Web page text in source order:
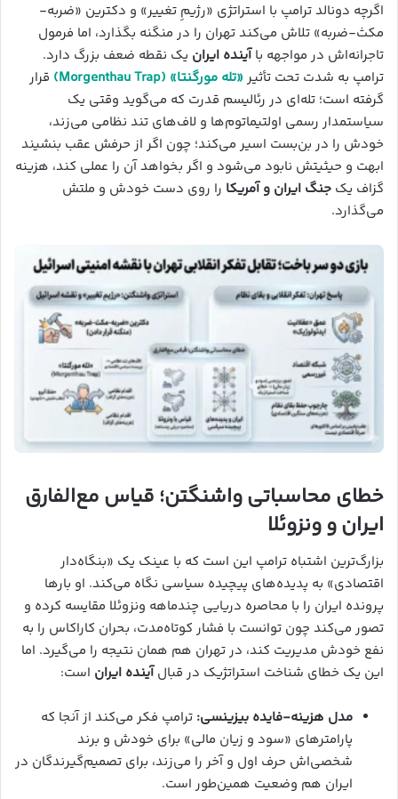
اگرچه دونالد ترامپ با استراتژی «رژیمِ تغییر» و دکترین «ضربه-
مکث-ضربه» تلاش می‌کند تهران را در منگنه بگذارد، اما فرمول
تاجرانه‌اش در مواجهه باآینده ایران یک نقطه ضعف بزرگ دارد.
ترامپ به شدت تحت تأثیر «تله مورگنتا» (Morgenthau Trap)
قرار
گرفته است؛ تله‌ای در رئالیسم قدرت که می‌گوید وقتی یک
سیاستمدار رسمی اولتیماتوم‌ها و لاف‌های تند نظامی می‌زند،
خودش را در بن‌بست اسیر می‌کند؛ چون اگر از حرفش عقب بنشیند
ابهت و حیثیتش نابود می‌شود و اگر بخواهد آن را عملی کند، هزینه
گزاف یک جنگ ایران و آمریکا را روی دست خودش و ملتش
می‌گذارد.
خطای محاسباتی واشنگتن؛ قیاس مع‌الفارق
ایران و ونزوئلا
بزارگ‌ترین اشتباه ترامپ این است که با عینک یک «بنگاه‌دار
اقتصادی» به پدیده‌های پیچیده سیاسی نگاه می‌کند. او بارها
پرونده ایران را با محاصره دریایی چندماهه ونزوئلا مقایسه کرده و
تصور می‌کند چون توانست با فشار کوتاه‌مدت، بحران کاراکاس را به
نفع خودش مدیریت کند، در تهران هم همان نتیجه را می‌گیرد. اما
این یک خطای شناخت استراتژیک در قبالآینده ایران است:
مدل هزینه-فایده بیزینسی: ترامپ فکر می‌کند از آنجا که
پارامترهای «سود و زیان مالی» برای خودش و برند
شخصی‌اش حرف اول و آخر را می‌زند، برای تصمیم‌گیرندگان در
ایران هم وضعیت همین‌طور است.